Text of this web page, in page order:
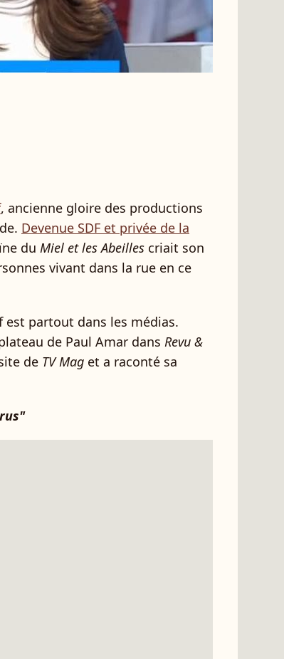
, ancienne gloire des productions
Devenue SDF et privée de la
du Miel et les Abeilles criait son
vivant dans la rue en ce
partout dans les médias.
de Paul Amar dans Revu &
de TV Mag et a raconté sa